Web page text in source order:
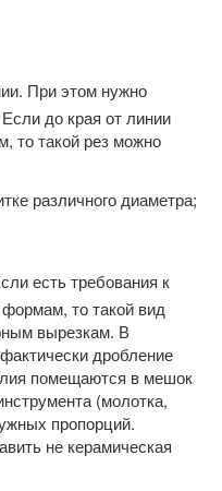
При этом нужно
до края от линии
то такой рез можно
различного диаметра;
есть требования к
то такой вид
вырезкам. В
дробление
помещаются в мешок
(молотка,
пропорций.
не керамическая